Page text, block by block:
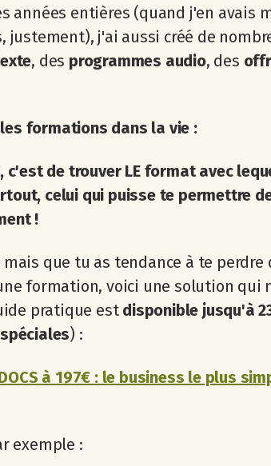
années entières (quand j'en avais
justement), j'ai aussi créé de
, des programmes audio, des
formations dans la vie :
c'est de trouver LE format avec
celui qui puisse te permettre
!
que tu as tendance à te perdre
formation, voici une solution qui
pratique est disponible jusqu'à
) :
à 197€ : le business le plus
exemple :